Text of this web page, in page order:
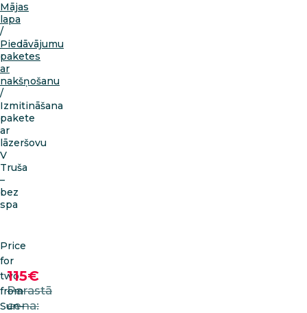
Mājas
lapa
/
Piedāvājumu
paketes
ar
nakšņošanu
/
Izmitināšana
pakete
ar
lāzeršovu
V
Truša
–
bez
spa
Price
for
two
from
Sun–
115€
Parastā
cena: